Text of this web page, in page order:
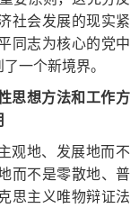
社会发展的现实紧
同志为核心的党中
一个新境界。
思想方法和工作方
地、发展地而不
而不是零散地、普
思主义唯物辩证法